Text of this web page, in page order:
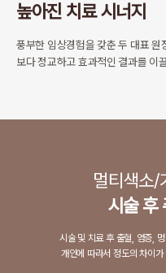
높아진 치료 시너지
풍부한 임상경험을 갖춘 두 대표 원
보다 정교하고 효과적인 결과를 이
멀티색소/
시술 후
시술 및 치료 후 출혈, 염증,
개인에 따라서 정도의 차이